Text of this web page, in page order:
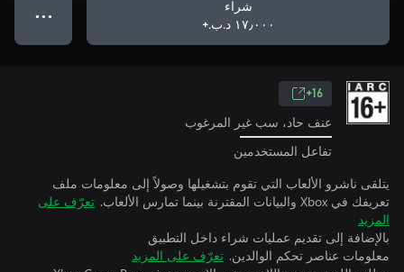
شراء
١٧٫٠٠٠ د.ب.‏+
● ● ●
16+
عنف حاد، سب غير المرغوب
تفاعل المستخدمين
يتلقى ناشرو الألعاب التي تقوم بتشغيلها وصولاً إلى معلومات ملف
تعريفك في Xbox والبيانات المقترنة بينما تمارس الألعاب.
تعرّف على
المزيد
بالإضافة إلى تقديم عمليات شراء داخل التطبيق
معلومات عناصر تحكم الوالدين. تعرّف على المزيد